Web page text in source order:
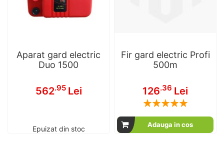
Aparat gard electric
Duo 1500
562.95 Lei
Epuizat din stoc
Fir gard electric Profi
500m
126.36 Lei
Rating:
Adauga in cos